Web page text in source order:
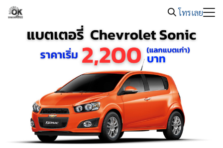
Skip
content
แบตเตอรี่รถยนต์หมด โทร. 089-326-2221
20.00
โทรเลย